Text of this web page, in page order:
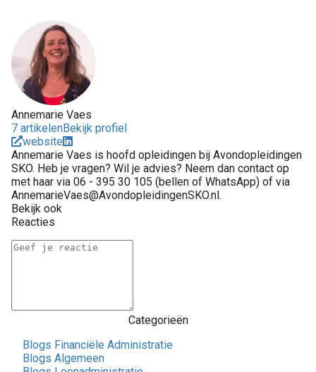
Annemarie Vaes
7 artikelenBekijk profiel
website
Annemarie Vaes is hoofd opleidingen bij Avondopleidingen
SKO. Heb je vragen? Wil je advies? Neem dan contact op
met haar via 06 - 395 30 105 (bellen of WhatsApp) of via
AnnemarieVaes@AvondopleidingenSKO.nl.
Bekijk ook
Reacties
Categorieën
Blogs Financiële Administratie
Blogs Algemeen